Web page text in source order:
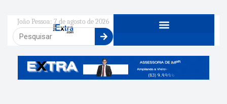
João Pessoa: 7 de agosto de 2026